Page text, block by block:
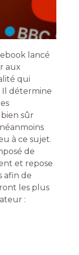
lancé
aux
qui
Il détermine
sûr
à ce sujet.
de
et repose
afin de
les plus
: